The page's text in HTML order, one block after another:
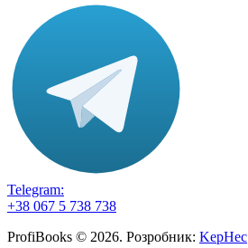
Telegram:
+38 067 5 738 738
ProfiBooks © 2026. Розробник: KepHec